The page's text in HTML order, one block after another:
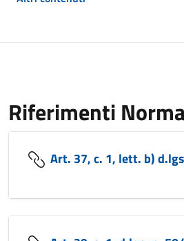
Riferimenti
Art. 37, c. 1, lett. b)